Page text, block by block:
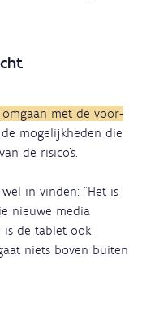
met de voor-
de mogelijkheden die
de risico's.
in vinden: “Het is
nieuwe media
is de tablet ook
niets boven buiten